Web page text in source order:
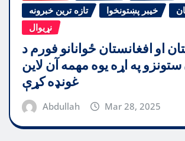
تازه ترین خبرونه
خیبر پښتونخوا
نړیوال
او افغانستان ځوانانو فورم د
په اړه یوه مهمه آن لاین
غونډه کړې
Abdullah Mar 28, 2025